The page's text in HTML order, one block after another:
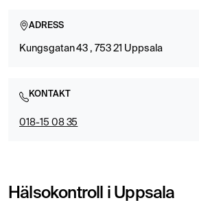
ADRESS
Kungsgatan 43 , 753 21 Uppsala
KONTAKT
018-15 08 35
Hälsokontroll i Uppsala